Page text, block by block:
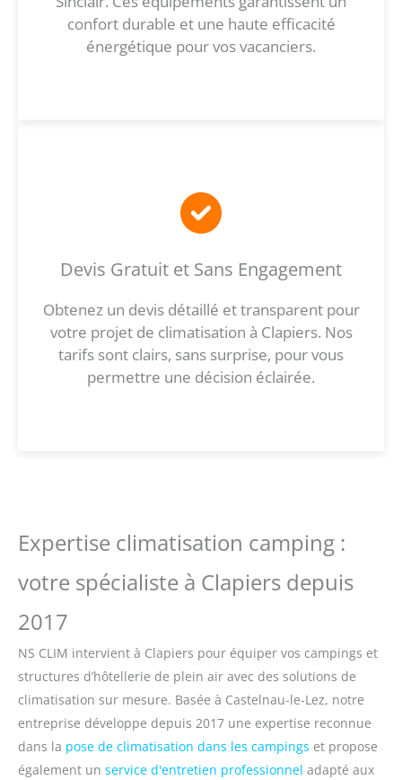
confort durable et une haute efficacité
énergétique pour vos vacanciers.
Devis Gratuit et Sans Engagement
Obtenez un devis détaillé et transparent pour
votre projet de climatisation à Clapiers. Nos
tarifs sont clairs, sans surprise, pour vous
permettre une décision éclairée.
Expertise climatisation camping :
votre spécialiste à Clapiers depuis
2017
NS CLIM intervient à Clapiers pour équiper vos campings et
structures d’hôtellerie de plein air avec des solutions de
climatisation sur mesure. Basée à Castelnau-le-Lez, notre
entreprise développe depuis 2017 une expertise reconnue
dans la pose de climatisation dans les campings et propose
également un service d'entretien professionnel adapté aux